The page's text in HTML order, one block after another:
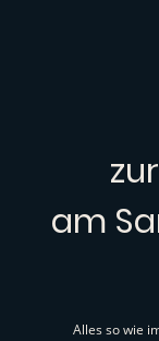
am
Alles so wie